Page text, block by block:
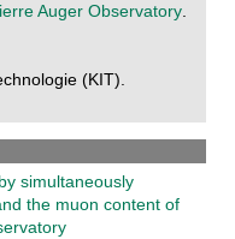
Auger Observatory.
(KIT).
simultaneously
the muon content of